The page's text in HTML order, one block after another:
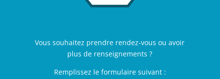
Vous souhaitez prendre rendez-vous ou avoir
plus de renseignements ?
Remplissez le formulaire suivant :